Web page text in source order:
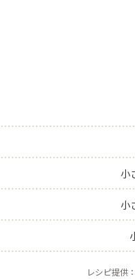
小
小
レシピ提供